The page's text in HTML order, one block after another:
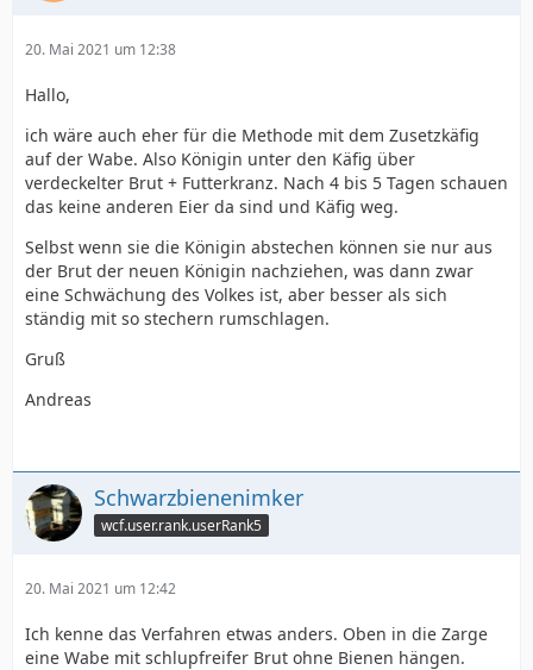
20. Mai 2021 um 12:38
Hallo,
ich wäre auch eher für die Methode mit dem Zusetzkäfig
auf der Wabe. Also Königin unter den Käfig über
verdeckelter Brut + Futterkranz. Nach 4 bis 5 Tagen schauen
das keine anderen Eier da sind und Käfig weg.
Selbst wenn sie die Königin abstechen können sie nur aus
der Brut der neuen Königin nachziehen, was dann zwar
eine Schwächung des Volkes ist, aber besser als sich
ständig mit so stechern rumschlagen.
Gruß
Andreas
Schwarzbienenimker
wcf.user.rank.userRank5
20. Mai 2021 um 12:42
Ich kenne das Verfahren etwas anders. Oben in die Zarge
eine Wabe mit schlupfreifer Brut ohne Bienen hängen.